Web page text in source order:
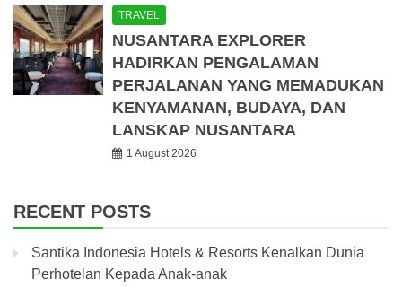
TRAVEL
NUSANTARA EXPLORER
HADIRKAN PENGALAMAN
PERJALANAN YANG MEMADUKAN
KENYAMANAN, BUDAYA, DAN
LANSKAP NUSANTARA
1 August 2026
RECENT POSTS
Santika Indonesia Hotels & Resorts Kenalkan Dunia
Perhotelan Kepada Anak-anak